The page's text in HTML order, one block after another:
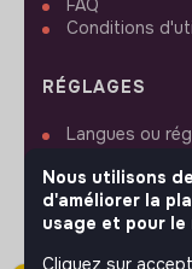
FAQ
Conditions
RÉGLAGES
Langues ou
Paramètres
Nous utilisons
d'améliorer la
usage et pour le
Cliquez sur